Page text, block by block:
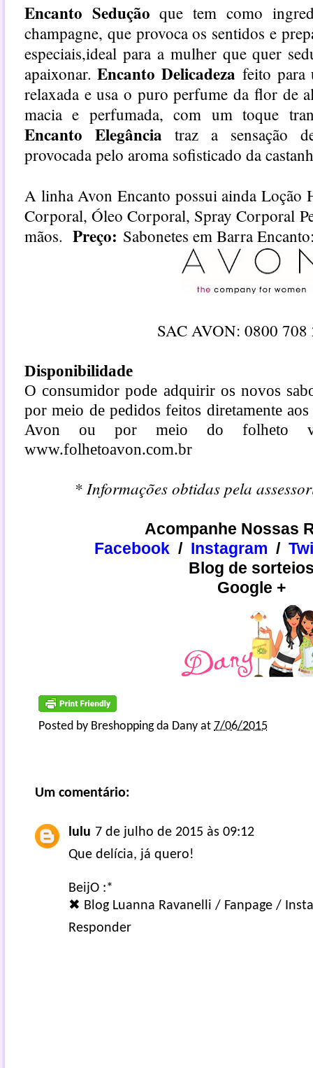
Encanto Sedução que tem como
champagne, que provoca os sentidos e
especiais,ideal para a mulher que quer
apaixonar.Encanto Delicadezafeito para
relaxada e usa o puro perfume da flor de
macia e perfumada, com um toque
Encanto Elegância traz a sensação
provocada pelo aroma sofisticado da
A linha Avon Encanto possui ainda Loção
Corporal, Óleo Corporal, Spray Corporal
mãos. Preço: Sabonetes em Barra
SAC AVON: 0800 708
Disponibilidade
O consumidor pode adquirir os novos
por meio de pedidos feitos diretamente
Avon ou por meio do folheto
www.folhetoavon.com.br
* Informações obtidas pela
Acompanhe Nossas
Facebook / Instagram /
Blog de
Google +
Posted by Breshopping da Dany at 7/06/2015
Um comentário:
lulu 7 de julho de 2015 às 09:12
Que delícia, já quero!
BeijO :*
✖ Blog Luanna Ravanelli / Fanpage /
Responder